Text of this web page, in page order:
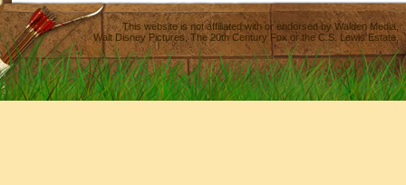
This website is not affiliated with or endorsed byWalden Media
Walt Disney Pictures,The 20th Century Fox or the C.S. Lewis Estate.